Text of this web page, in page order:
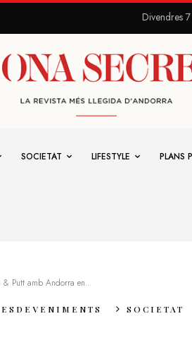
Divendres
SOCIETAT LIFESTYLE PLANS
Putt amb Andorra en...
ESDEVENIMENTS SOCIETAT